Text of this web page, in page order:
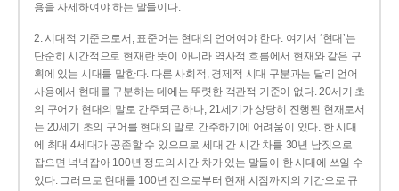
용을 자제하여야 하는 말들이다.
2. 시대적 기준으로서, 표준어는 현대의 언어여야 한다. 여기서 ‘현대’는
단순히 시간적으로 현재란 뜻이 아니라 역사적 흐름에서 현재와 같은 구
획에 있는 시대를 말한다. 다른 사회적, 경제적 시대 구분과는 달리 언어
사용에서 현대를 구분하는 데에는 뚜렷한 객관적 기준이 없다. 20세기 초
의 구어가 현대의 말로 간주되곤 하나, 21세기가 상당히 진행된 현재로서
는 20세기 초의 구어를 현대의 말로 간주하기에 어려움이 있다. 한 시대
에 최대 4세대가 공존할 수 있으므로 세대 간 시간 차를 30년 남짓으로
잡으면 넉넉잡아 100년 정도의 시간 차가 있는 말들이 한 시대에 쓰일 수
있다. 그러므로 현대를 100년 전으로부터 현재 시점까지의 기간으로 규